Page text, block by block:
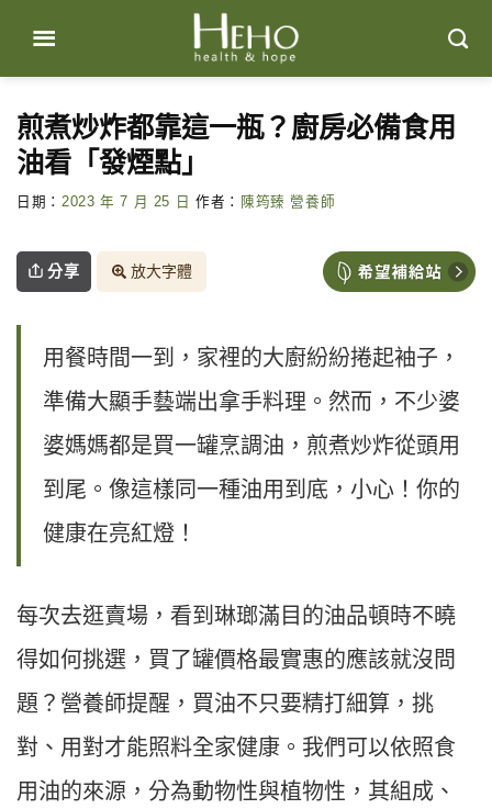
content
煎煮炒炸都靠這一瓶？廚房必備食用
油看「發煙點」
日期： 2023 年 7 月 25 日 作者： 陳筠臻 營養師
分享 放大字體
用餐時間一到，家裡的大廚紛紛捲起袖子，
準備大顯手藝端出拿手料理。然而，不少婆
婆媽媽都是買一罐烹調油，煎煮炒炸從頭用
到尾。像這樣同一種油用到底，小心！你的
健康在亮紅燈！
每次去逛賣場，看到琳瑯滿目的油品頓時不曉
得如何挑選，買了罐價格最實惠的應該就沒問
題？營養師提醒，買油不只要精打細算，挑
對、用對才能照料全家健康。我們可以依照食
用油的來源，分為動物性與植物性，其組成、